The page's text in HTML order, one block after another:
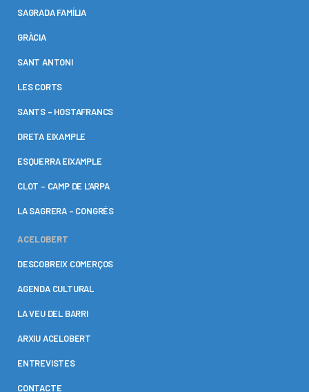
SAGRADA FAMÍLIA
GRÀCIA
SANT ANTONI
LES CORTS
SANTS – HOSTAFRANCS
DRETA EIXAMPLE
ESQUERRA EIXAMPLE
CLOT – CAMP DE L’ARPA
LA SAGRERA – CONGRÉS
ACELOBERT
DESCOBREIX COMERÇOS
AGENDA CULTURAL
LA VEU DEL BARRI
ARXIU ACELOBERT
ENTREVISTES
CONTACTE